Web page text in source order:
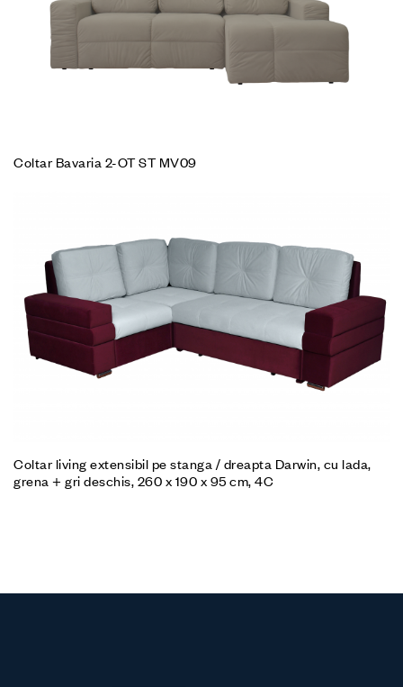
Coltar Bavaria 2-OT ST MV09
Coltar living extensibil pe stanga / dreapta Darwin, cu lada,
grena + gri deschis, 260 x 190 x 95 cm, 4C